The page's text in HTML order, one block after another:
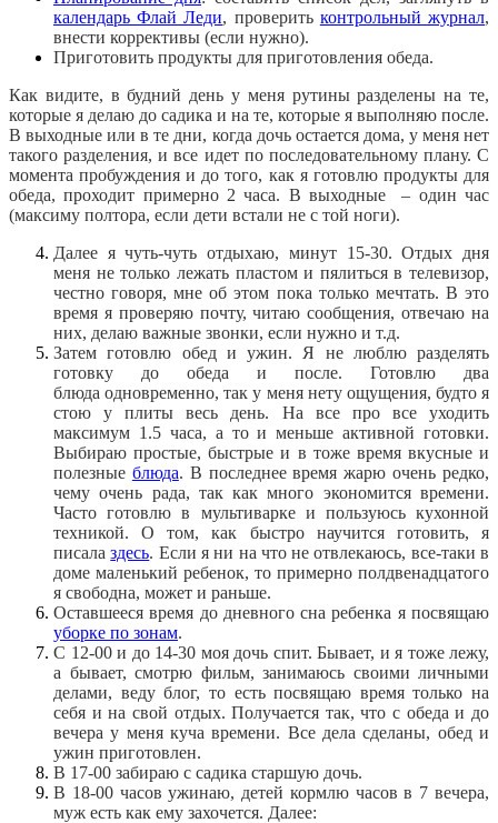
календарь Флай Леди, проверить контрольный журнал,
внести коррективы (если нужно).
Приготовить продукты для приготовления обеда.
Как видите, в будний день у меня рутины разделены на те,
которые я делаю до садика и на те, которые я выполняю после.
В выходные или в те дни, когда дочь остается дома, у меня нет
такого разделения, и все идет по последовательному плану. С
момента пробуждения и до того, как я готовлю продукты для
обеда, проходит примерно 2 часа. В выходные – один час
(максиму полтора, если дети встали не с той ноги).
Далее я чуть-чуть отдыхаю, минут 15-30. Отдых дня
меня не только лежать пластом и пялиться в телевизор,
честно говоря, мне об этом пока только мечтать. В это
время я проверяю почту, читаю сообщения, отвечаю на
них, делаю важные звонки, если нужно и т.д.
Затем готовлю обед и ужин. Я не люблю разделять
готовку до обеда и после. Готовлю два
блюда одновременно, так у меня нету ощущения, будто я
стою у плиты весь день. На все про все уходить
максимум 1.5 часа, а то и меньше активной готовки.
Выбираю простые, быстрые и в тоже время вкусные и
полезные блюда. В последнее время жарю очень редко,
чему очень рада, так как много экономится времени.
Часто готовлю в мультиварке и пользуюсь кухонной
техникой. О том, как быстро научится готовить, я
писалаздесь. Если я ни на что не отвлекаюсь, все-таки в
доме маленький ребенок, то примерно полдвенадцатого
я свободна, может и раньше.
Оставшееся время до дневного сна ребенка я посвящаю
уборке по зонам.
С 12-00 и до 14-30 моя дочь спит. Бывает, и я тоже лежу,
а бывает, смотрю фильм, занимаюсь своими личными
делами, веду блог, то есть посвящаю время только на
себя и на свой отдых. Получается так, что с обеда и до
вечера у меня куча времени. Все дела сделаны, обед и
ужин приготовлен.
В 17-00 забираю с садика старшую дочь.
В 18-00 часов ужинаю, детей кормлю часов в 7 вечера,
муж есть как ему захочется. Далее: